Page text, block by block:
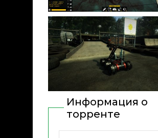
Информация о
торренте